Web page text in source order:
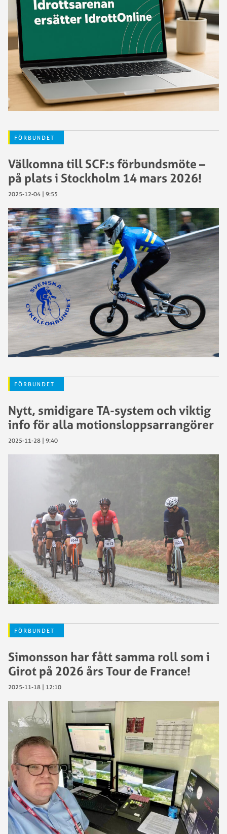
FÖRBUNDET
Välkomna till SCF:s förbundsmöte –
på plats i Stockholm 14 mars 2026!
2025-12-04 | 9:55
FÖRBUNDET
Nytt, smidigare TA-system och viktig
info för alla motionsloppsarrangörer
2025-11-28 | 9:40
FÖRBUNDET
Simonsson har fått samma roll som i
Girot på 2026 års Tour de France!
2025-11-18 | 12:10